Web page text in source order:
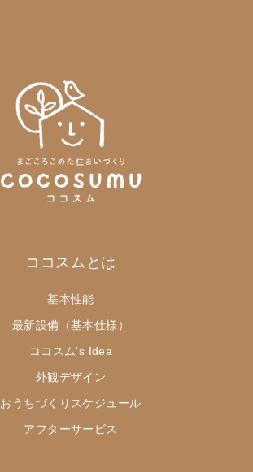
ココスムとは
基本性能
最新設備（基本仕様）
ココスム's Idea
外観デザイン
おうちづくりスケジュール
アフターサービス